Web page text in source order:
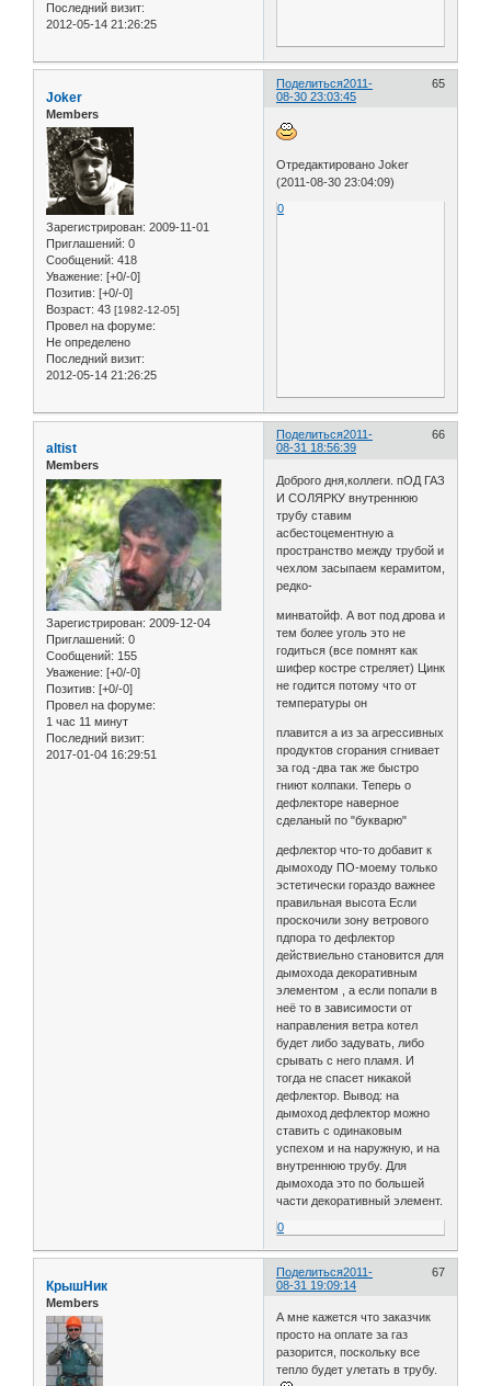
Последний визит:
2012-05-14 21:26:25
Поделиться 65
2011-
08-30 23:03:45
Joker
Members
Зарегистрирован: 2009-11-01
Приглашений: 0
Сообщений: 418
Уважение: [+0/-0]
Позитив: [+0/-0]
Возраст: 43 [1982-12-05]
Провел на форуме:
Не определено
Последний визит:
2012-05-14 21:26:25
Отредактировано Joker
(2011-08-30 23:04:09)
0
Поделиться 66
2011-
08-31 18:56:39
altist
Members
Зарегистрирован: 2009-12-04
Приглашений: 0
Сообщений: 155
Уважение: [+0/-0]
Позитив: [+0/-0]
Провел на форуме:
1 час 11 минут
Последний визит:
2017-01-04 16:29:51
Доброго дня,коллеги. пОД ГАЗ
И СОЛЯРКУ внутреннюю
трубу ставим
асбестоцементную а
пространство между трубой и
чехлом засыпаем керамитом,
редко-
минватойф. А вот под дрова и
тем более уголь это не
годиться (все помнят как
шифер костре стреляет) Цинк
не годится потому что от
температуры он
плавится а из за агрессивных
продуктов сгорания сгнивает
за год -два так же быстро
гниют колпаки. Теперь о
дефлекторе наверное
сделаный по "букварю"
дефлектор что-то добавит к
дымоходу ПО-моему только
эстетически гораздо важнее
правильная высота Если
проскочили зону ветрового
пдпора то дефлектор
действиельно становится для
дымохода декоративным
элементом , а если попали в
неё то в зависимости от
направления ветра котел
будет либо задувать, либо
срывать с него пламя. И
тогда не спасет никакой
дефлектор. Вывод: на
дымоход дефлектор можно
ставить с одинаковым
успехом и на наружную, и на
внутреннюю трубу. Для
дымохода это по большей
части декоративный элемент.
0
Поделиться 67
2011-
08-31 19:09:14
КрышНик
Members
А мне кажется что заказчик
просто на оплате за газ
разорится, поскольку все
тепло будет улетать в трубу.